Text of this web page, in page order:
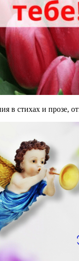
в стихах и прозе,